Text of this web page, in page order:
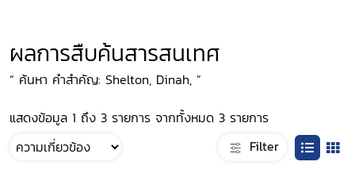
ผลการสืบค้นสารสนเทศ
“ ค้นหา คำสำคัญ: Shelton, Dinah, ”
แสดงข้อมูล 1 ถึง 3 รายการ จากทั้งหมด 3 รายการ
Filter